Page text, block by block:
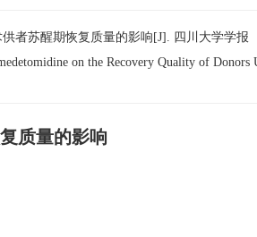
者苏醒期恢复质量的影响[J]. 四川大学学报
on the Recovery Quality of Donors
质量的影响